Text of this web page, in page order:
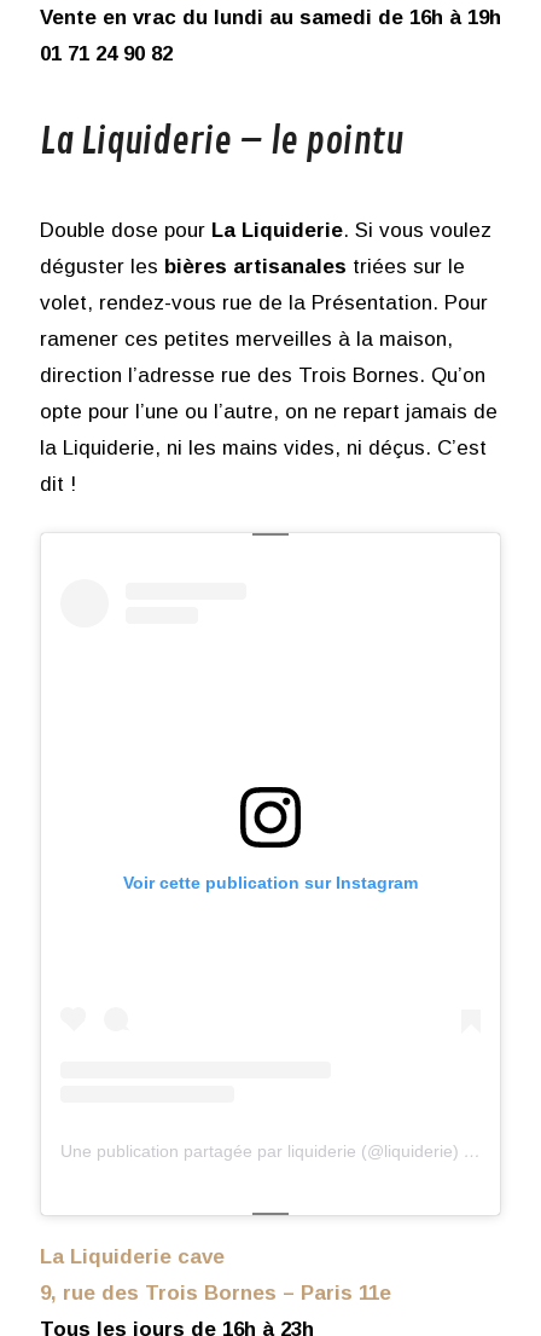
Vente en vrac du lundi au samedi de 16h à 19h
01 71 24 90 82
La Liquiderie – le pointu
Double dose pour La Liquiderie. Si vous voulez
déguster les bières artisanales triées sur le
volet, rendez-vous rue de la Présentation. Pour
ramener ces petites merveilles à la maison,
direction l’adresse rue des Trois Bornes. Qu’on
opte pour l’une ou l’autre, on ne repart jamais de
la Liquiderie, ni les mains vides, ni déçus. C’est
dit !
Voir cette publication sur Instagram
Une publication partagée par liquiderie (@liquiderie)
La Liquiderie cave
9, rue des Trois Bornes – Paris 11e
Tous les jours de 16h à 23h